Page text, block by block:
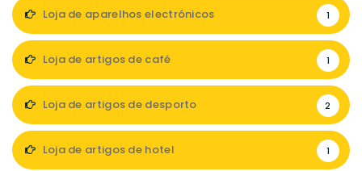
Loja de aparelhos electrónicos 1
Loja de artigos de café 1
Loja de artigos de desporto 2
Loja de artigos de hotel 1